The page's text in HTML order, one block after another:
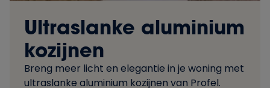
Ultraslanke aluminium
kozijnen
Breng meer licht en elegantie in je woning met
ultraslanke aluminium kozijnen van Profel.